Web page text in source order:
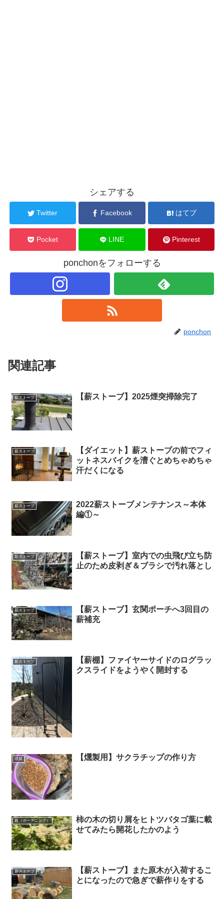
シェアする
Twitter Facebook はてブ
Pocket LINE Pinterest
ponchonをフォローする
ponchon
関連記事
薪ストーブ 【薪ストーブ】2025煙突掃除完了
薪ストーブ
【ダイエット】薪ストーブの前でフィ
ットネスバイクを漕ぐとめちゃめちゃ
汗だくになる
薪ストーブ
2022薪ストーブメンテナンス～本体
編①～
薪ストーブ
【薪ストーブ】室内での虫飛び立ち防
止のため皮剥ぎ＆ブラシで汚れ落とし
薪ストーブ
【薪ストーブ】玄関ポーチへ3回目の
薪補充
薪ストーブ
【薪棚】ファイヤーサイドのログラッ
クスライドをようやく開封する
燻製 【燻製用】サクラチップの作り方
庭（ガーデニング）
柿の木の切り屑をヒトツバタゴ葉に載
せてみたら開花したかのよう
薪ストーブ
【薪ストーブ】また原木が入荷するこ
とになったので急ぎで薪作りをする